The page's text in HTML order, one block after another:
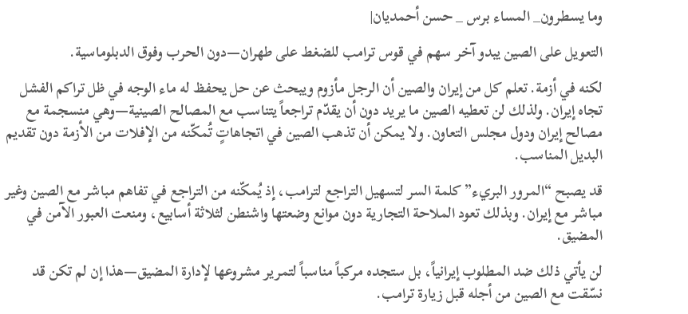
وما يسطرون_ المساء برس _ حسن أحمديان|
‏التعويل على الصين يبدو آخر سهم في قوس ترامب للضغط على طهران—دون الحرب وفوق الدبلوماسية.
لكنه في أزمة. تعلم كل من إيران والصين أن الرجل مأزوم ويبحث عن حل يحفظ له ماء الوجه في ظل تراكم الفشل
تجاه إيران. ولذلك لن تعطيه الصين ما يريد دون أن يقدّم تراجعاً يتناسب مع المصالح الصينية—وهي منسجمة مع
مصالح إيران ودول مجلس التعاون. ولا يمكن أن تذهب الصين في اتجاهاتٍ تُمكّنه من الإفلات من الأزمة دون تقديم
البديل المناسب.
قد يصبح “المرور البريء” كلمة السر لتسهيل التراجع لترامب، إذ يُمكّنه من التراجع في تفاهم مباشر مع الصين وغير
مباشر مع إيران. وبذلك تعود الملاحة التجارية دون موانع وضعتها واشنطن لثلاثة أسابيع، ومنعت العبور الآمن في
المضيق.
لن يأتي ذلك ضد المطلوب إيرانياً، بل ستجده مركباً مناسباً لتمرير مشروعها لإدارة المضيق—هذا إن لم تكن قد
نسّقت مع الصين من أجله قبل زيارة ترامب.